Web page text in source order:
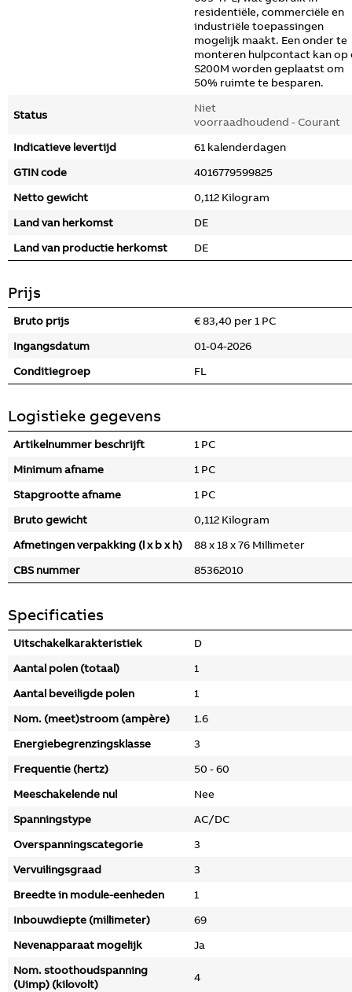
residentiële, commerciële en
industriële toepassingen
mogelijk maakt. Een onder te
monteren hulpcontact kan op
S200M worden geplaatst om
50% ruimte te besparen.
Status
Niet
voorraadhoudend - Courant
Indicatieve levertijd
61 kalenderdagen
GTIN code
4016779599825
Netto gewicht
0,112 Kilogram
Land van herkomst
DE
Land van productie herkomst
DE
Prijs
Bruto prijs
€ 83,40 per 1 PC
Ingangsdatum
01-04-2026
Conditiegroep
FL
Logistieke gegevens
Artikelnummer beschrijft
1 PC
Minimum afname
1 PC
Stapgrootte afname
1 PC
Bruto gewicht
0,112 Kilogram
Afmetingen verpakking (l x b x h)
88 x 18 x 76 Millimeter
CBS nummer
85362010
Specificaties
Uitschakelkarakteristiek
D
Aantal polen (totaal)
1
Aantal beveiligde polen
1
Nom. (meet)stroom (ampère)
1.6
Energiebegrenzingsklasse
3
Frequentie (hertz)
50 - 60
Meeschakelende nul
Nee
Spanningstype
AC/DC
Overspanningscategorie
3
Vervuilingsgraad
3
Breedte in module-eenheden
1
Inbouwdiepte (millimeter)
69
Nevenapparaat mogelijk
Ja
Nom. stoothoudspanning
(Uimp) (kilovolt)
4